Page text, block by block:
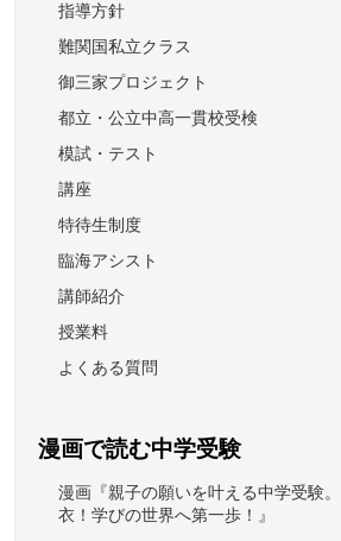
指導方針
難関国私立クラス
御三家プロジェクト
都立・公立中高一貫校受検
模試・テスト
講座
特待生制度
臨海アシスト
講師紹介
授業料
よくある質問
漫画で読む中学受験
漫画『親子の願いを叶える中学受験
衣！学びの世界へ第一歩！』